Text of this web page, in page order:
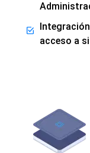
acceso a